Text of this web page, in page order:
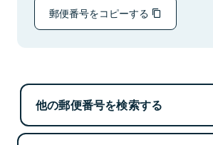
郵便番号をコピーする
他の郵便番号を検索する